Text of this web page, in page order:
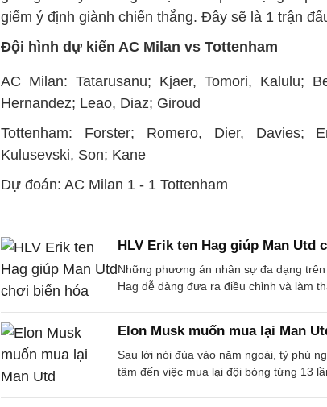
giếm ý định giành chiến thắng. Đây sẽ là 1 trận
Đội hình dự kiến AC Milan vs Tottenham
AC Milan: Tatarusanu; Kjaer, Tomori, Kalulu;
Hernandez; Leao, Diaz; Giroud
Tottenham: Forster; Romero, Dier, Davies;
Kulusevski, Son; Kane
Dự đoán: AC Milan 1 - 1 Tottenham
HLV Erik ten Hag giúp Man Utd
Những phương án nhân sự đa dạng
Hag dễ dàng đưa ra điều chỉnh và làm
Elon Musk muốn mua lại Man
Sau lời nói đùa vào năm ngoái, tỷ phú
tâm đến việc mua lại đội bóng từng 13